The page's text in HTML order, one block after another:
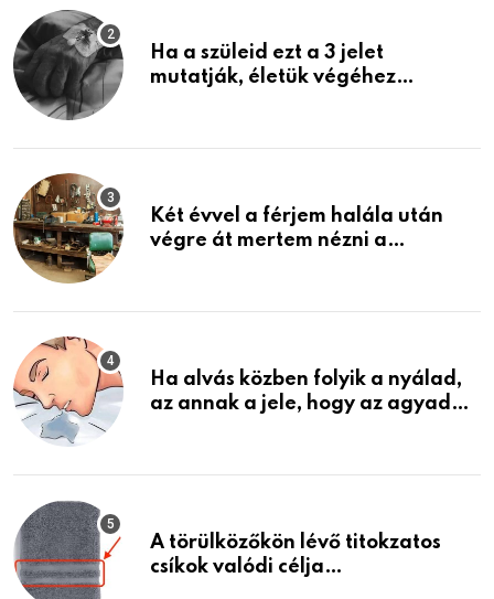
Ha a szüleid ezt a 3 jelet
mutatják, életük végéhez
Két évvel a férjem halála után
végre át mertem nézni a
életemet
Ha alvás közben folyik a nyálad,
az annak a jele, hogy az agyad…
A törülközőkön lévő titokzatos
csíkok valódi célja…